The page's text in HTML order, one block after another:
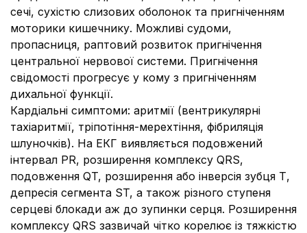
сечі, сухістю слизових оболонок та пригніченням
моторики кишечнику. Можливі судоми,
пропасниця, раптовий розвиток пригнічення
центральної нервової системи. Пригнічення
свідомості прогресує у кому з пригніченням
дихальної функції.
Кардіальні симптоми: аритмії (вентрикулярні
тахіаритмії, тріпотіння-мерехтіння, фібриляція
шлуночків). На ЕКГ виявляється подовжений
інтервал PR, розширення комплексу QRS,
подовження QT, розширення або інверсія зубця Т,
депресія сегмента ST, а також різного ступеня
серцеві блокади аж до зупинки серця. Розширення
комплексу QRS зазвичай чітко корелює із тяжкістю